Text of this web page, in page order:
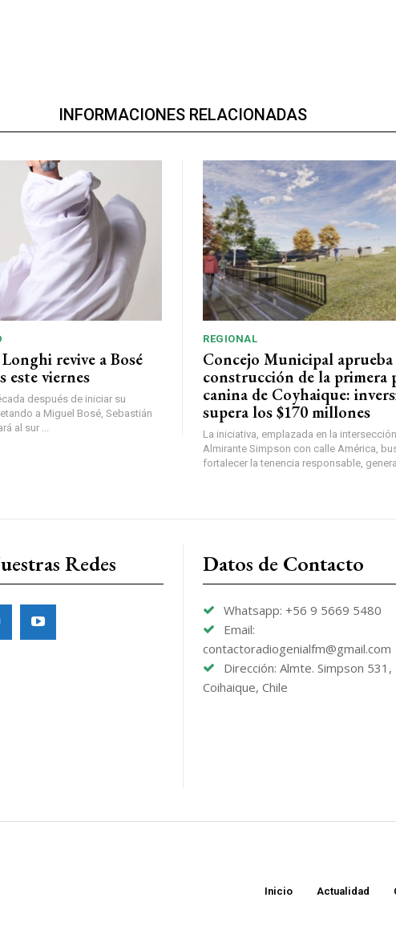
INFORMACIONES RELACIONADAS
revive a Bosé
este viernes
después de iniciar su
a Miguel Bosé, Sebastián
al sur ...
REGIONAL
Concejo Municipal aprueba
construcción de la primera
canina de Coyhaique:
supera los $170 millones
La iniciativa, emplazada en la
Almirante Simpson con calle América,
fortalecer la tenencia responsable,
Redes Datos de Contacto
Whatsapp: +56 9 5669 5480
Email:
contactoradiogenialfm@gmail.com
Dirección: Almte. Simpson 531,
Coihaique, Chile
Inicio Actualidad